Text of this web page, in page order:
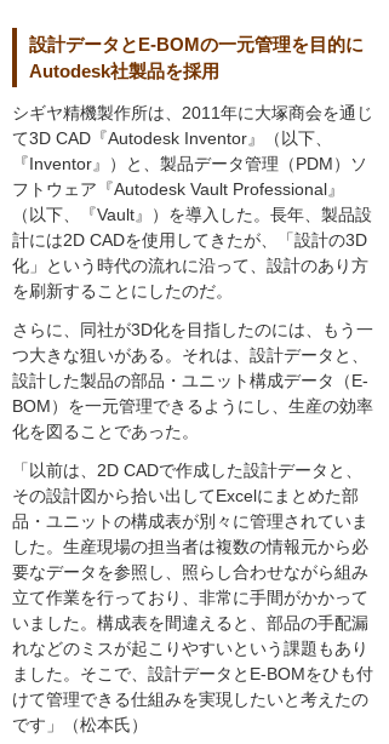
設計データとE-BOMの一元管理を目的に
Autodesk社製品を採用
シギヤ精機製作所は、2011年に大塚商会を通じ
て3D CAD『Autodesk Inventor』（以下、
『Inventor』）と、製品データ管理（PDM）ソ
フトウェア『Autodesk Vault Professional』
（以下、『Vault』）を導入した。長年、製品設
計には2D CADを使用してきたが、「設計の3D
化」という時代の流れに沿って、設計のあり方
を刷新することにしたのだ。
さらに、同社が3D化を目指したのには、もう一
つ大きな狙いがある。それは、設計データと、
設計した製品の部品・ユニット構成データ（E-
BOM）を一元管理できるようにし、生産の効率
化を図ることであった。
「以前は、2D CADで作成した設計データと、
その設計図から拾い出してExcelにまとめた部
品・ユニットの構成表が別々に管理されていま
した。生産現場の担当者は複数の情報元から必
要なデータを参照し、照らし合わせながら組み
立て作業を行っており、非常に手間がかかって
いました。構成表を間違えると、部品の手配漏
れなどのミスが起こりやすいという課題もあり
ました。そこで、設計データとE-BOMをひも付
けて管理できる仕組みを実現したいと考えたの
です」（松本氏）